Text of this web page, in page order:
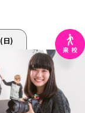
(日)